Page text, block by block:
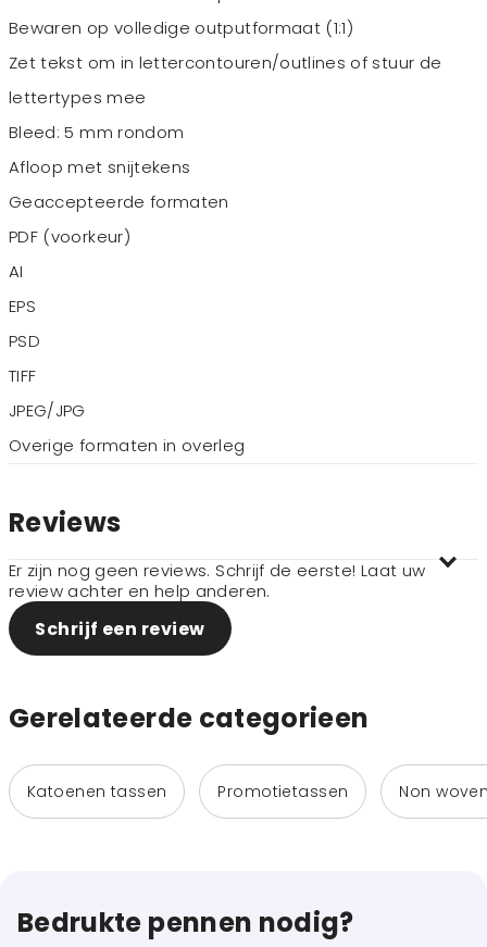
Bewaren op volledige outputformaat (1:1)
Zet tekst om in lettercontouren/outlines of stuur de
lettertypes mee
Bleed: 5 mm rondom
Afloop met snijtekens
Geaccepteerde formaten
PDF (voorkeur)
AI
EPS
PSD
TIFF
JPEG/JPG
Overige formaten in overleg
Reviews
Er zijn nog geen reviews. Schrijf de eerste! Laat uw
review achter en help anderen.
Schrijf een review
Gerelateerde categorieen
Katoenen tassen Promotietassen Non
Bedrukte pennen nodig?